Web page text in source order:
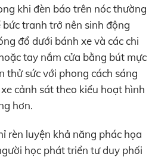
khi đèn báo trên nóc thường
bức tranh trở nên sinh động
đổ dưới bánh xe và các chi
tay nắm cửa bằng bút mực
thử sức với phong cách sáng
cảnh sát theo kiểu hoạt hình
hơn.
rèn luyện khả năng phác họa
học phát triển tư duy phối